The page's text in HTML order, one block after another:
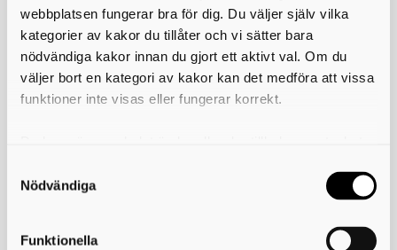
webbplatsen fungerar bra för dig. Du väljer själv vilka
kategorier av kakor du tillåter och vi sätter bara
nödvändiga kakor innan du gjort ett aktivt val. Om du
väljer bort en kategori av kakor kan det medföra att vissa
funktioner inte visas eller fungerar korrekt.
användning av kakor som du hittar längst ner på sidan
Nödvändiga
Funktionella
*Ämne
*Meddelande